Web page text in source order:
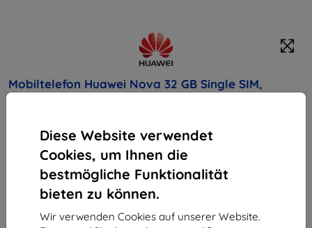
Diese Website verwendet
Cookies, um Ihnen die
bestmögliche Funktionalität
bieten zu können.
Wir verwenden Cookies auf unserer Website.
Mobiltelefon Huawei Nova 32 GB Single SIM,
Prestige Gold
Kaufen Sie dieses Gerät und erhalten Sie
Rabatt
auf sämtliches Zubehör dafür!
Endpreis
270,90 €
243,81 €